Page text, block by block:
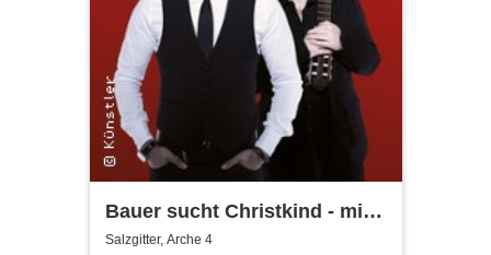
Bauer sucht Christkind - mit
Ralf Bauer & Pat Fritz
Salzgitter, Arche 4